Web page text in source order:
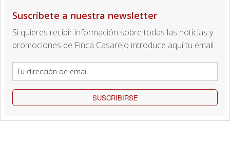
Suscríbete a nuestra newsletter
Si quieres recibir información sobre todas las noticias y
promociones de Finca Casarejo introduce aquí tu email.
SUSCRIBIRSE